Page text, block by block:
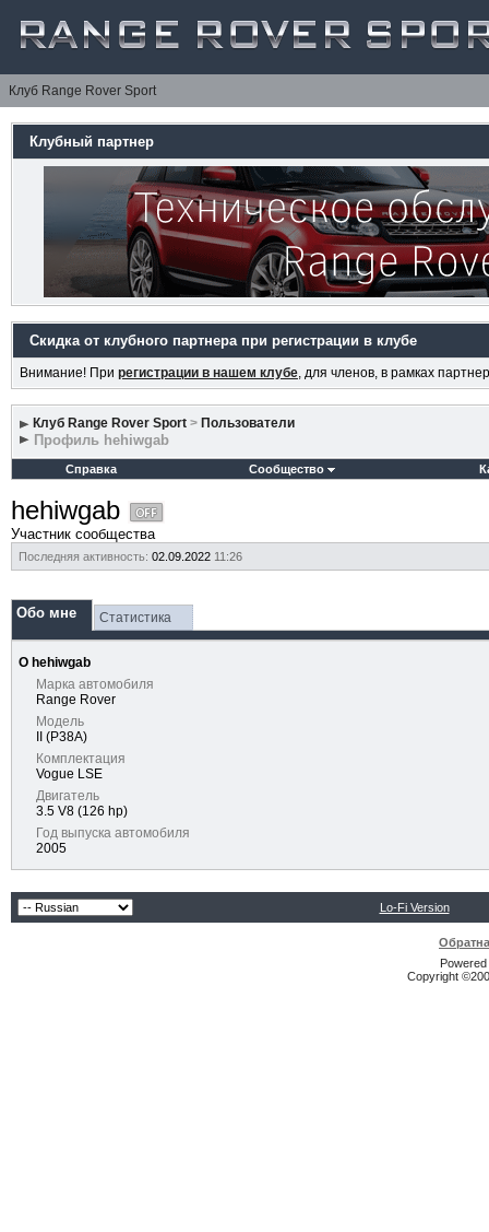
Клуб Range Rover Sport
Клубный партнер
Скидка от клубного партнера при регистрации в клубе
Внимание! При регистрации в нашем клубе, для членов, в рамках
Клуб Range Rover Sport > Пользователи
Профиль hehiwgab
Справка Сообщество
hehiwgab
Участник сообщества
Последняя активность: 02.09.2022 11:26
Обо мне Статистика
О hehiwgab
Марка автомобиля
Range Rover
Модель
II (P38A)
Комплектация
Vogue LSE
Двигатель
3.5 V8 (126 hp)
Год выпуска автомобиля
2005
Lo-Fi Version
Copyright